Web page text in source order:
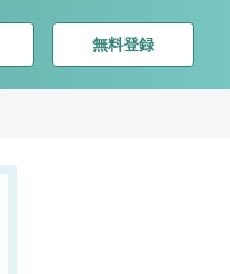
無料登録